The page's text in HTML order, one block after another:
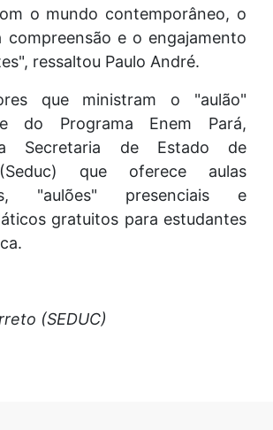
o mundo contemporâneo, o
compreensão e o engajamento
ressaltou Paulo André.
que ministram o "aulão"
do Programa Enem Pará,
Secretaria de Estado de
que oferece aulas
"aulões" presenciais e
gratuitos para estudantes
(SEDUC)